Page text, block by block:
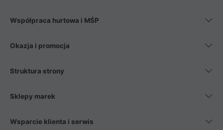
Współpraca hurtowa i MŚP
Okazja i promocja
Struktura strony
Sklepy marek
Wsparcie klienta i serwis